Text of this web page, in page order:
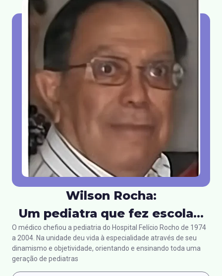
Wilson Rocha:
Um pediatra que fez escola...
O médico chefiou a pediatria do Hospital Felício Rocho de 1974
a 2004. Na unidade deu vida à especialidade através de seu
dinamismo e objetividade, orientando e ensinando toda uma
geração de pediatras